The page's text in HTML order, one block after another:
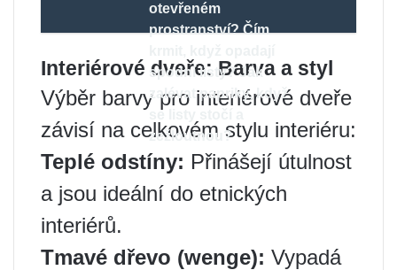
otevřeném
prostranství? Čím
spodní listy? Jak
zalévat papriky, když
se listy stočí a
zežloutnou?
Interiérové ​​dveře: Barva a styl
Výběr barvy pro interiérové ​​dveře
závisí na celkovém stylu interiéru:
Teplé odstíny: Přinášejí útulnost
a jsou ideální do etnických
interiérů.
Tmavé dřevo (wenge): Vypadá